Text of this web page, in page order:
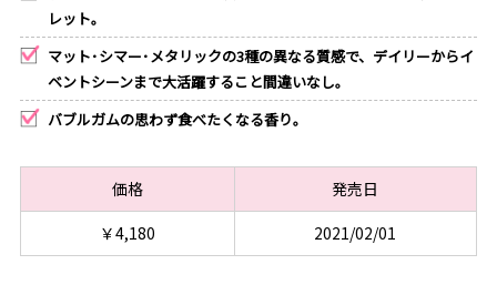
レット。
マット･シマー･メタリックの3種の異なる質感で、デイリーからイ
ベントシーンまで大活躍すること間違いなし。
バブルガムの思わず食べたくなる香り。
価格
発売日
￥4,180
2021/02/01